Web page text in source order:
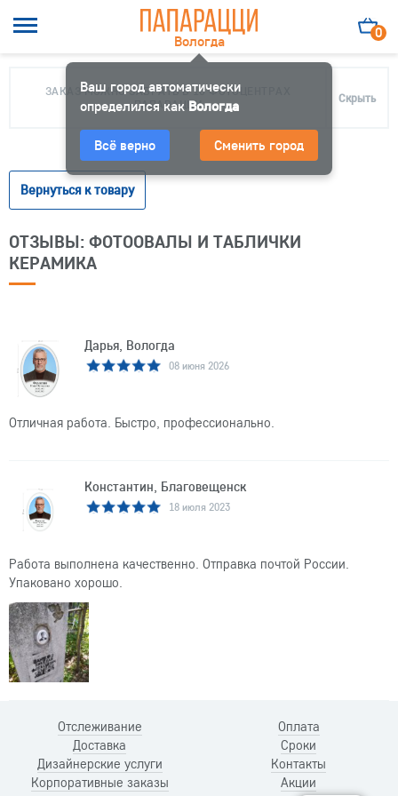
Вологда
Ваш город автоматически
определился как Вологда
Всё верно Сменить город
0
ЗАКАЗ МОЖНО ЗАБРАТЬ В 10 ФОТОЦЕНТРАХ
ПАПАРАЦЦИ
Скрыть
Вернуться к товару
ОТЗЫВЫ: ФОТООВАЛЫ И ТАБЛИЧКИ
КЕРАМИКА
Дарья, Вологда
08 июня 2026
Отличная работа. Быстро, профессионально.
Константин, Благовещенск
18 июля 2023
Работа выполнена качественно. Отправка почтой России.
Упаковано хорошо.
Отслеживание
Доставка
Оплата
Сроки
Дизайнерские услуги
Корпоративные заказы
Контакты
Акции